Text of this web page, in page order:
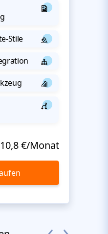
Stile
10,8 €/Monat